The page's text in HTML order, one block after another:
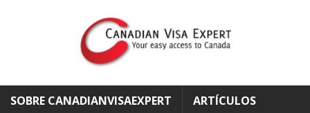
SOBRE CANADIANVISAEXPERT ARTÍCULOS